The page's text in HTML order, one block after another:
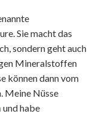
Sie macht das
sondern geht auch
Mineralstoffen
können dann vom
Meine Nüsse
und habe